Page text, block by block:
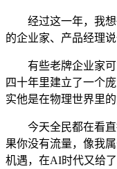
经过这一年，我想
的企业家、产品经理
有些老牌企业家可
四十年里建立了一个
实他是在物理世界里
今天全民都在看直
果你没有流量，像我
机遇，在AI时代又给